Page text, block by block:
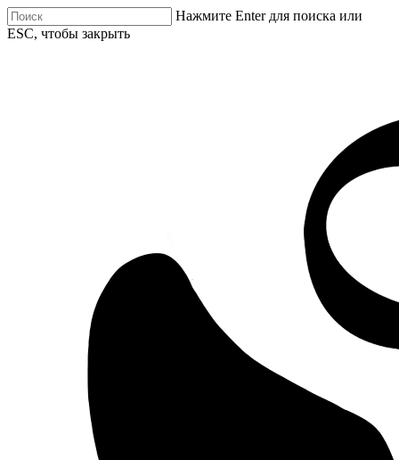
Нажмите Enter для поиска или
ESC, чтобы закрыть